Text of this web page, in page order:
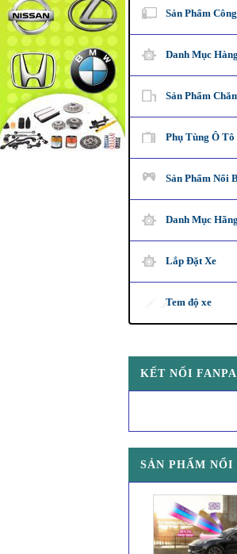
Sản Phẩm
Danh Mục Hàng
Sản Phẩm
Phụ Tùng Ô Tô
Sản Phẩm Nổi
Danh Mục
Lắp Đặt Xe
Tem độ xe
KẾT NỐI
SẢN PHẨM NỔI